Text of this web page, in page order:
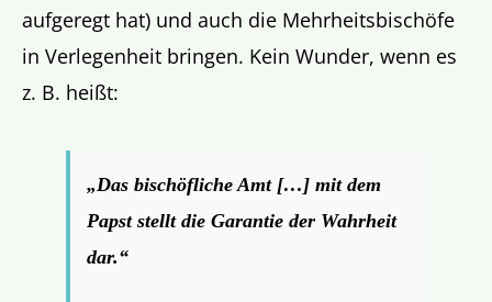
aufgeregt hat) und auch die Mehrheitsbischöfe
in Verlegenheit bringen. Kein Wunder, wenn es
z. B. heißt:
„Das bischöfliche Amt […] mit dem
Papst stellt die Garantie der Wahrheit
dar.“